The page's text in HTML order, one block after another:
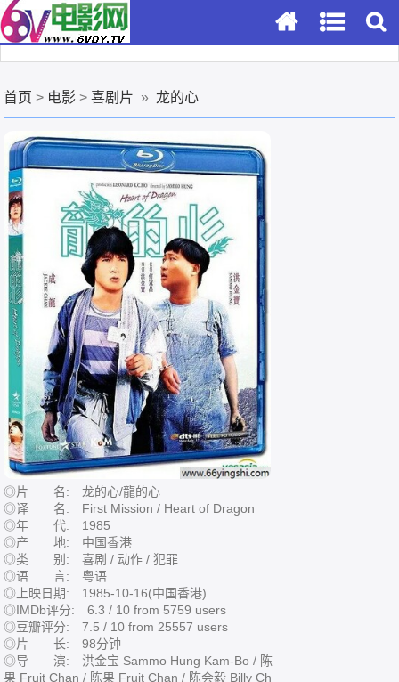
首页 > 电影 >喜剧片 »龙的心
◎片 名: 龙的心/龍的心
◎译 名: First Mission / Heart of Dragon
◎年 代: 1985
◎产 地: 中国香港
◎类 别: 喜剧 / 动作 / 犯罪
◎语 言: 粤语
◎上映日期: 1985-10-16(中国香港)
◎IMDb评分: 6.3 / 10 from 5759 users
◎豆瓣评分: 7.5 / 10 from 25557 users
◎片 长: 98分钟
◎导 演: 洪金宝 Sammo Hung Kam-Bo / 陈
果 Fruit Chan / 陈果 Fruit Chan / 陈会毅 Billy Ch